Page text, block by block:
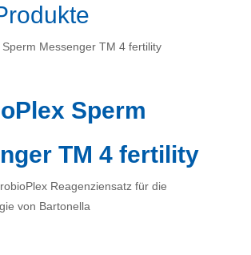
Sperm
TM 4 fertility